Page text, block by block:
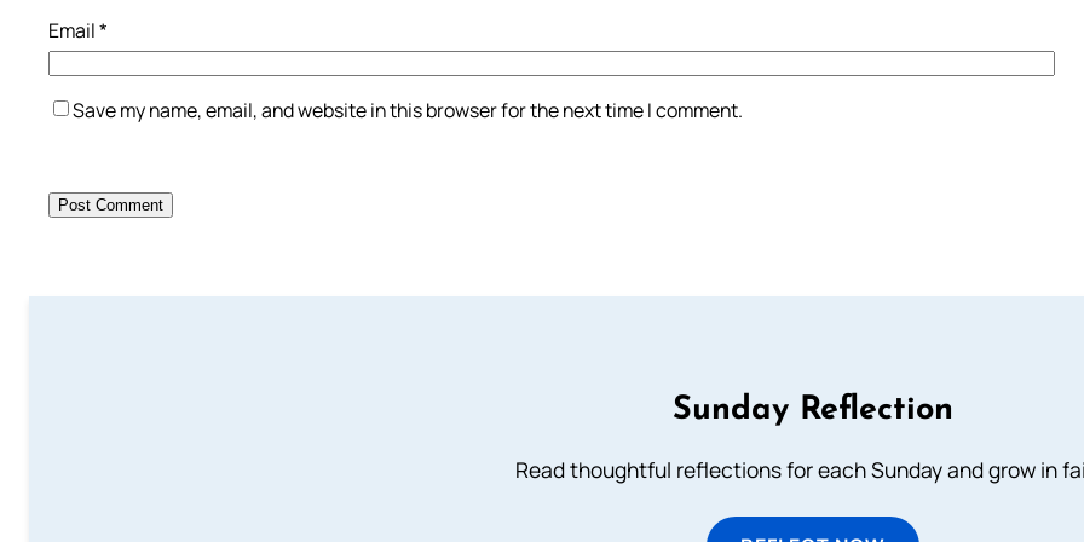
Email*
Save my name, email, and website in this browser for the next time I comment.
Sunday Reflection
Read thoughtful reflections for each Sunday and grow in